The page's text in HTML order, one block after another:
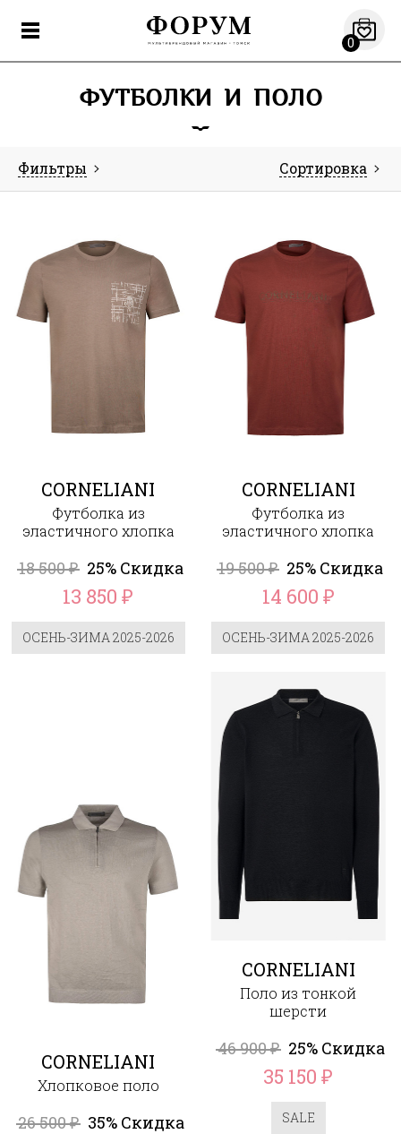
0
ФУТБОЛКИ И ПОЛО
Фильтры Сортировка
CORNELIANI
Футболка из
эластичного хлопка
18 500₽ 25% Скидка
13 850₽
ОСЕНЬ-ЗИМА 2025-2026
CORNELIANI
Футболка из
эластичного хлопка
19 500₽ 25% Скидка
14 600 ₽
ОСЕНЬ-ЗИМА 2025-2026
CORNELIANI
Хлопковое поло
26 500₽ 35% Скидка
CORNELIANI
Поло из тонкой
шерсти
46 900₽ 25% Скидка
35 150₽
SALE